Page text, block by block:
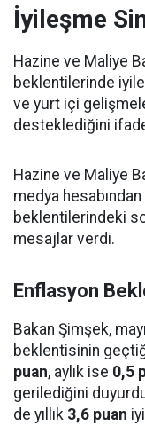
İyileşme
Hazine ve Maliye
beklentilerinde
ve yurt içi
desteklediğini
Hazine ve Maliye
medya hesabından
beklentilerindeki
mesajlar verdi.
Enflasyon
Bakan Şimşek,
beklentisinin
puan, aylık ise 0,5
gerilediğini
de yıllık 3,6 puan